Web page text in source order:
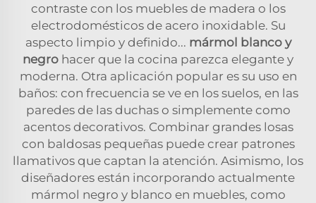
contraste con los muebles de madera o los
electrodomésticos de acero inoxidable. Su
aspecto limpio y definido... mármol blanco y
negro hacer que la cocina parezca elegante y
moderna. Otra aplicación popular es su uso en
baños: con frecuencia se ve en los suelos, en las
paredes de las duchas o simplemente como
acentos decorativos. Combinar grandes losas
con baldosas pequeñas puede crear patrones
llamativos que captan la atención. Asimismo, los
diseñadores están incorporando actualmente
mármol negro y blanco en muebles, como